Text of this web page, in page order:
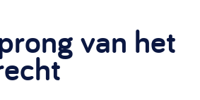
organisatiemodellen >
van het